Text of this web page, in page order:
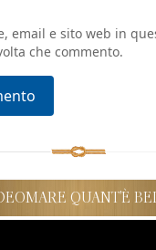
email e sito web in
che commento.
QUANT'È